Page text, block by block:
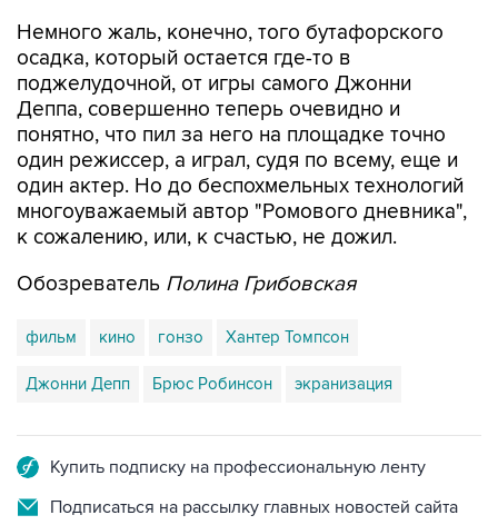
Немного жаль, конечно, того бутафорского
осадка, который остается где-то в
поджелудочной, от игры самого Джонни
Деппа, совершенно теперь очевидно и
понятно, что пил за него на площадке точно
один режиссер, а играл, судя по всему, еще и
один актер. Но до беспохмельных технологий
многоуважаемый автор "Ромового дневника",
к сожалению, или, к счастью, не дожил.
Обозреватель Полина Грибовская
фильм кино гонзо Хантер Томпсон
Джонни Депп Брюс Робинсон экранизация
Купить подписку на профессиональную ленту
Подписаться на рассылку главных новостей сайта